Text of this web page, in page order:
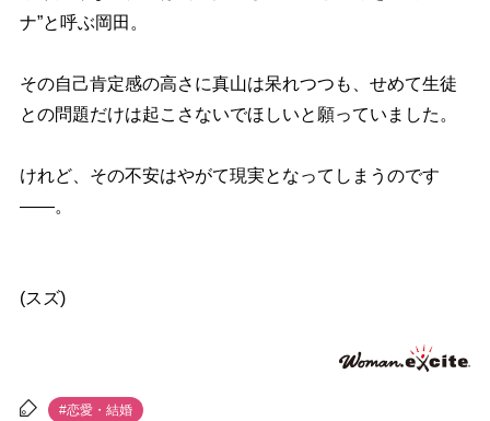
ナ”と呼ぶ岡田。
その自己肯定感の高さに真山は呆れつつも、せめて生徒
との問題だけは起こさないでほしいと願っていました。
けれど、その不安はやがて現実となってしまうのです
――。
(スズ)
#恋愛・結婚